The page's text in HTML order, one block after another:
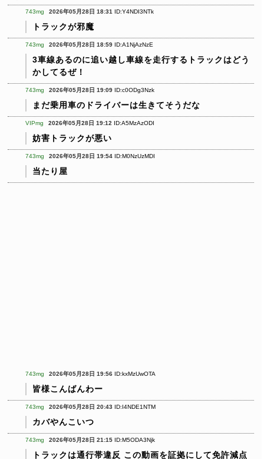
743mg 2026年05月28日 18:31 ID:Y4NDI3NTk
トラックが邪魔
743mg 2026年05月28日 18:59 ID:A1NjAzNzE
3車線あるのに追い越し車線を走行するトラックはどう
かしてるぜ！
743mg 2026年05月28日 19:09 ID:c0ODg3Nzk
まだ乗用車のドライバーは生きてそうだな
VIPmg 2026年05月28日 19:12 ID:A5MzAzODI
妨害トラックが悪い
743mg 2026年05月28日 19:54 ID:M0NzUzMDI
当たり屋
743mg 2026年05月28日 19:56 ID:kxMzUwOTA
皆様こんばんわー
743mg 2026年05月28日 20:43 ID:I4NDE1NTM
カバやんこいつ
743mg 2026年05月28日 21:15 ID:M5ODA3Njk
トラックは通行帯違反 この動画を証拠にして免許減点